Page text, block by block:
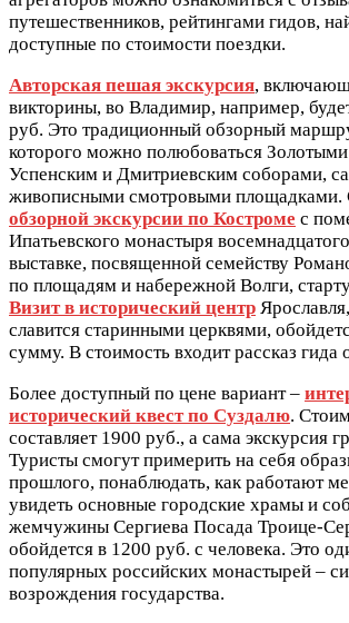
путешественников, рейтингами гидов,
доступные по стоимости поездки.
Авторская пешая экскурсия,
викторины, во Владимир, например,
руб. Это традиционный обзорный
которого можно полюбоваться
Успенским и Дмитриевским соборами,
живописными смотровыми площадками.
обзорной экскурсии по Костроме с
Ипатьевского монастыря
выставке, посвященной семейству
по площадям и набережной Волги,
Визит в исторический центр
славится старинными церквями,
сумму. В стоимость входит рассказ гида
Более доступный по цене вариант –
исторический квест по Суздалю.
составляет 1900 руб., а сама экскурсия
Туристы смогут примерить на себя
прошлого, понаблюдать, как работают
увидеть основные городские храмы и
жемчужины Сергиева Посада Троице-
обойдется в 1200 руб. с человека. Это
популярных российских монастырей –
возрождения государства.